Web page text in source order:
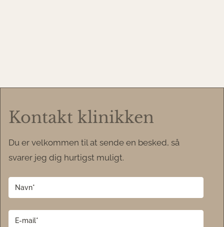
Kontakt klinikken
Du er velkommen til at sende en besked, så
svarer jeg dig hurtigst muligt.